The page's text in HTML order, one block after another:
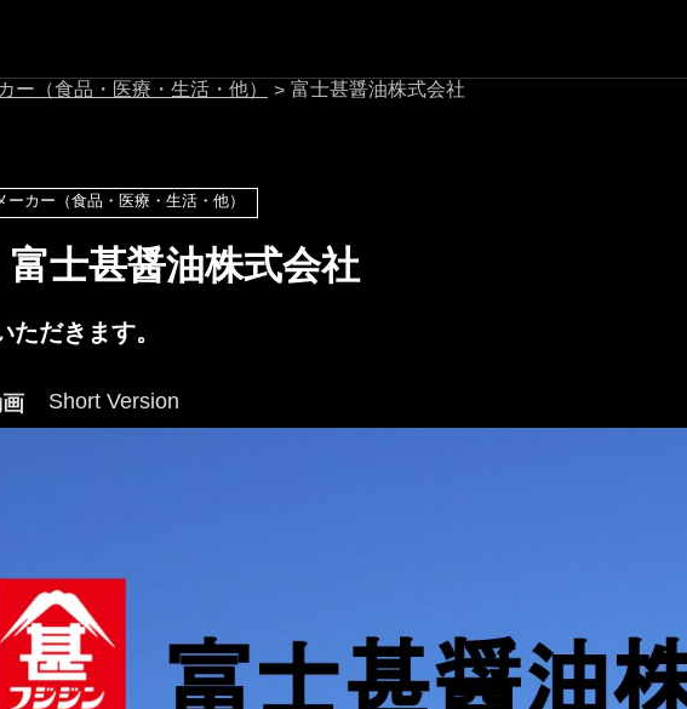
メール通知
ー（食品・医療・生活・他） > 富士甚醤油株式会社
ーカー（食品・医療・生活・他）
富士甚醤油株式会社
ただきます。
Short Version
プロフィール編集する ＞
ログインする ＞